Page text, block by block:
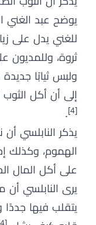
يوضح عبد الغني
للغني يدل على
ثروة، وللمديون
ولبس ثيابًا
إلى أن أكل
[4]
.
يذكر النابلسي
الهموم، وكذلك
على أكل المال
يرى النابلسي
يتقلب فيها